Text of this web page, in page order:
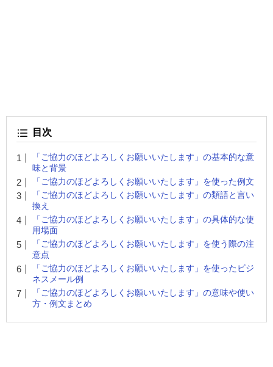
目次
「ご協力のほどよろしくお願いいたします」の基本的な意
味と背景
「ご協力のほどよろしくお願いいたします」を使った例文
「ご協力のほどよろしくお願いいたします」の類語と言い
換え
「ご協力のほどよろしくお願いいたします」の具体的な使
用場面
「ご協力のほどよろしくお願いいたします」を使う際の注
意点
「ご協力のほどよろしくお願いいたします」を使ったビジ
ネスメール例
「ご協力のほどよろしくお願いいたします」の意味や使い
方・例文まとめ